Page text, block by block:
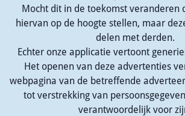
Mocht dit in de toekomst veranderen
hiervan op de hoogte stellen, maar
delen met derden.
Echter onze applicatie vertoont
Het openen van deze advertenties
webpagina van de betreffende
tot verstrekking van
verantwoordelijk voor